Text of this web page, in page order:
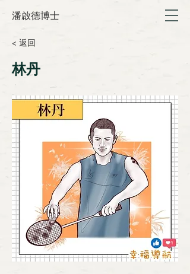
潘啟德博士
< 返回
林丹